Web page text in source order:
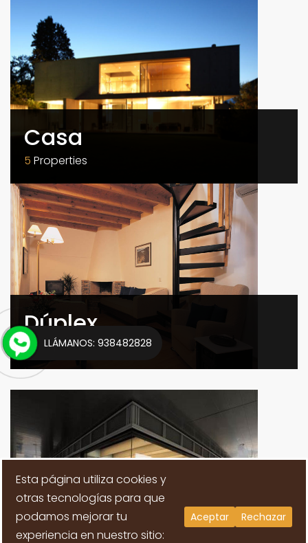
Casa
5 Properties
Dúplex
0 Properties
Locales comerciales
LLÁMANOS: 938482828
Esta página utiliza cookies y
otras tecnologías para que
podamos mejorar tu
experiencia en nuestro sitio:
Aceptar Rechazar